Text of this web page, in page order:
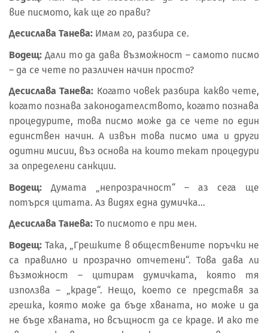
вие писмото, как ще го прави?
Десислава Танева: Имам го, разбира се.
Водещ: Дали то да дава възможност – самото писмо
– да се чете по различен начин просто?
Десислава Танева: Когато човек разбира какво чете,
когато познава законодателството, когато познава
процедурите, това писмо може да се чете по един
единствен начин. А извън това писмо има и други
одитни мисии, въз основа на които текат процедури
за определени санкции.
Водещ: Думата „непрозрачност“ – аз сега ще
потърся цитата. Аз видях една думичка…
Десислава Танева: То писмото е при мен.
Водещ: Така, „Грешките в обществените поръчки не
са правилно и прозрачно отчетени“. Това дава ли
възможност – цитирам думичката, която тя
използва – „краде“. Нещо, което се представя за
грешка, която може да бъде хваната, но може и да
не бъде хваната, но всъщност да се краде. И ако те